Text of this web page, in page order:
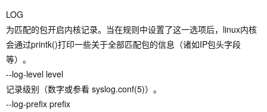
LOG
为匹配的包开启内核记录。当在规则中设置了这一选项后，linux内核
会通过printk()打印一些关于全部匹配包的信息（诸如IP包头字段
等）。
--log-level level
记录级别（数字或参看 syslog.conf(5)）。
--log-prefix prefix